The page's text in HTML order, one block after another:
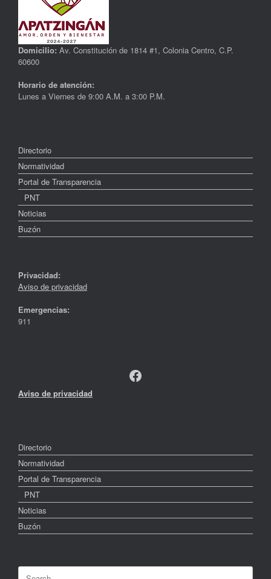
Domicilio: Av. Constitución de 1814 #1, Colonia Centro, C.P.
60600
Horario de atención:
Lunes a Viernes de 9:00 A.M. a 3:00 P.M.
Directorio
Normatividad
Portal de Transparencia
PNT
Noticias
Buzón
Privacidad:
Aviso de privacidad
Emergencias:
911
Facebook
Aviso de privacidad
Directorio
Normatividad
Portal de Transparencia
PNT
Noticias
Buzón
Search